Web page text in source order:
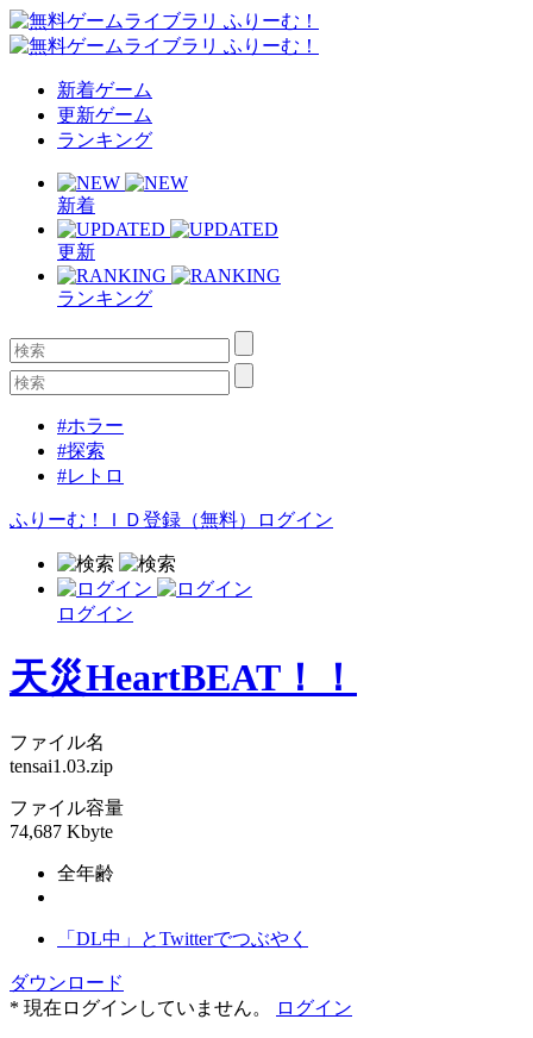
新着ゲーム
更新ゲーム
ランキング
新着
更新
ランキング
#ホラー
#探索
#レトロ
ふりーむ！ＩＤ登録（無料） ログイン
ログイン
天災HeartBEAT！！
ファイル名
tensai1.03.zip
ファイル容量
74,687 Kbyte
全年齢
「DL中」とTwitterでつぶやく
ダウンロード
* 現在ログインしていません。
ログイン